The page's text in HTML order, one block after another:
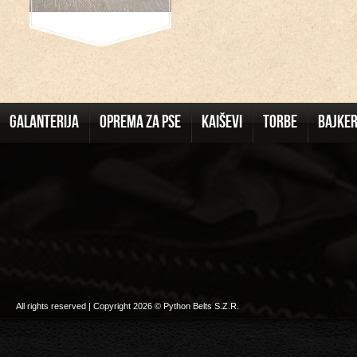
GALANTERIJA OPREMA ZA PSE KAIŠEVI TORBE
All rights reserved | Copyright 2026 © Python Belts S.Z.R.